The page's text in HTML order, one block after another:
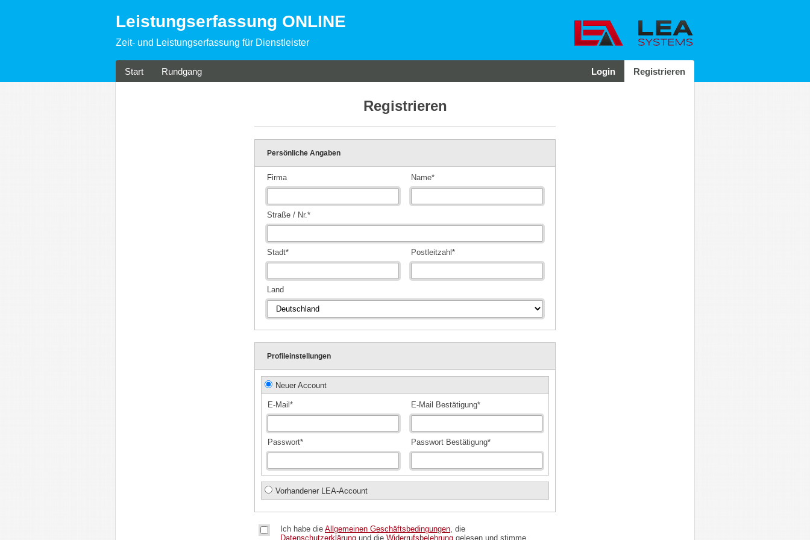
Leistungserfassung ONLINE
Zeit- und Leistungserfassung für Dienstleister
Start Rundgang Login Registrieren
Registrieren
Persönliche Angaben
Firma Name*
Straße / Nr.*
Stadt* Postleitzahl*
Land
Profileinstellungen
Neuer Account
E-Mail* E-Mail Bestätigung*
Passwort* Passwort Bestätigung*
Vorhandener LEA-Account
Ich habe die Allgemeinen Geschäftsbedingungen, die
Datenschutzerklärung und die Widerrufsbelehrung gelesen und stimme